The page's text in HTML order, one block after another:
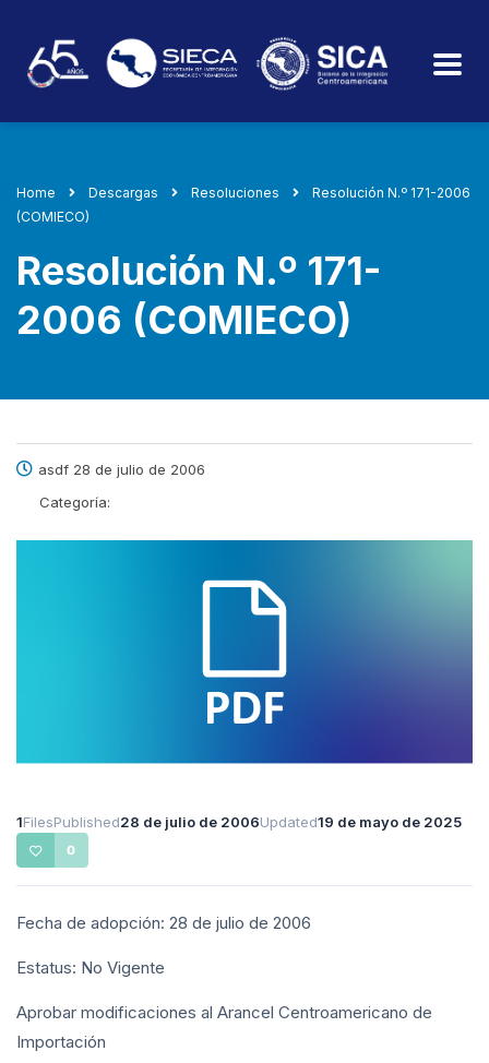
Home Descargas Resoluciones
Resolución N.º 171-2006
(COMIECO)
Resolución N.º 171-
2006 (COMIECO)
asdf 28 de julio de 2006
Categoría:
1FilesPublished28 de julio de 2006Updated19 de mayo de 2025
0
Fecha de adopción: 28 de julio de 2006
Estatus: No Vigente
Aprobar modificaciones al Arancel Centroamericano de
Importación